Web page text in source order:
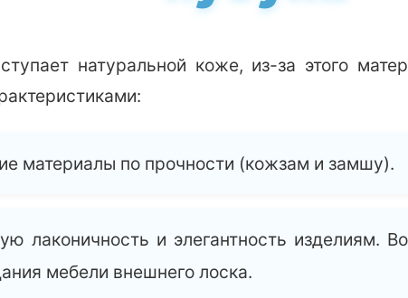
натуральной коже, из-за этого
материалы по прочности (кожзам и замшу).
лаконичность и элегантность изделиям.
мебели внешнего лоска.